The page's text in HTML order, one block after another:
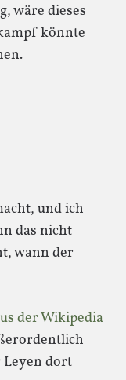
wäre dieses
könnte
und ich
das nicht
wann der
der Wikipedia
Leyen dort